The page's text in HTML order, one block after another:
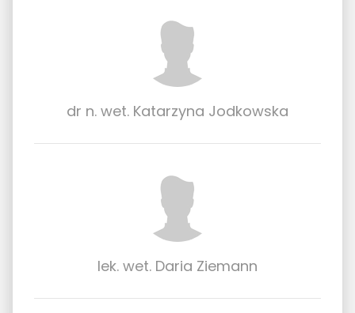
dr n. wet. Katarzyna Jodkowska
lek. wet. Daria Ziemann